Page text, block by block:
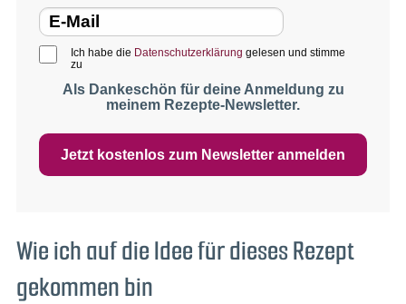
Ich habe die Datenschutzerklärung gelesen und stimme
zu
Als Dankeschön für deine Anmeldung zu
meinem Rezepte-Newsletter.
Jetzt kostenlos zum Newsletter anmelden
Wie ich auf die Idee für dieses Rezept
gekommen bin